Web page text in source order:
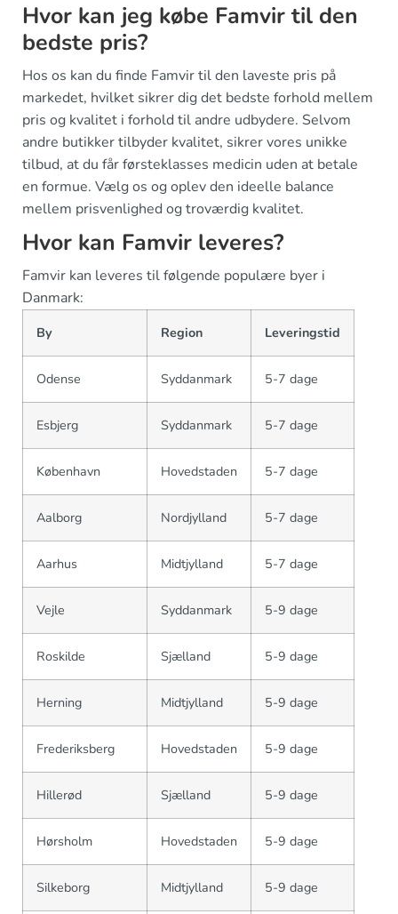
Hvor kan jeg købe Famvir til den
bedste pris?
Hos os kan du finde Famvir til den laveste pris på
markedet, hvilket sikrer dig det bedste forhold mellem
pris og kvalitet i forhold til andre udbydere. Selvom
andre butikker tilbyder kvalitet, sikrer vores unikke
tilbud, at du får førsteklasses medicin uden at betale
en formue. Vælg os og oplev den ideelle balance
mellem prisvenlighed og troværdig kvalitet.
Hvor kan Famvir leveres?
Famvir kan leveres til følgende populære byer i
Danmark:
By Region Leveringstid
Odense Syddanmark 5-7 dage
Esbjerg Syddanmark 5-7 dage
København Hovedstaden 5-7 dage
Aalborg Nordjylland 5-7 dage
Aarhus Midtjylland 5-7 dage
Vejle Syddanmark 5-9 dage
Roskilde Sjælland 5-9 dage
Herning Midtjylland 5-9 dage
Frederiksberg Hovedstaden 5-9 dage
Hillerød Sjælland 5-9 dage
Hørsholm Hovedstaden 5-9 dage
Silkeborg Midtjylland 5-9 dage